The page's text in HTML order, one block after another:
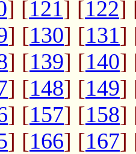
] [121] [122]
] [130] [131]
] [139] [140]
] [148] [149]
] [157] [158]
] [166] [167]